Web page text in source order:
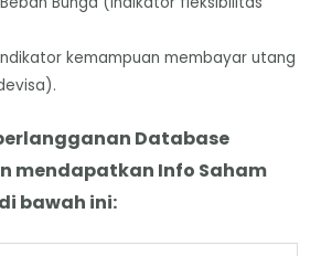
kemampuan membayar utang
Database
mendapatkan Info Saham
bawah ini: